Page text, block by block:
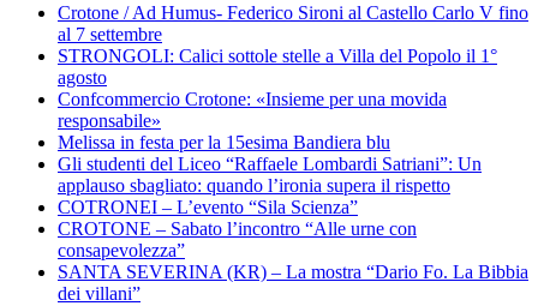
Crotone / Ad Humus- Federico Sironi al Castello Carlo V fino
al 7 settembre
STRONGOLI: Calici sottole stelle a Villa del Popolo il 1°
agosto
Confcommercio Crotone: «Insieme per una movida
responsabile»
Melissa in festa per la 15esima Bandiera blu
Gli studenti del Liceo “Raffaele Lombardi Satriani”: Un
applauso sbagliato: quando l’ironia supera il rispetto
COTRONEI – L’evento “Sila Scienza”
CROTONE – Sabato l’incontro “Alle urne con
consapevolezza”
SANTA SEVERINA (KR) – La mostra “Dario Fo. La Bibbia
dei villani”